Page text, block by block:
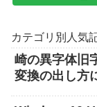
カテゴリ別人気
崎の異字体旧
変換の出し方